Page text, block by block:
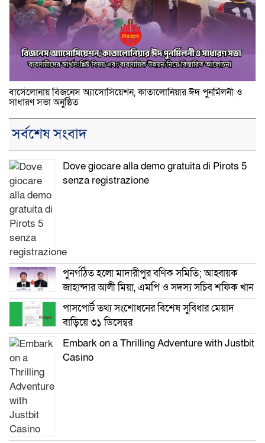
বার্সেলোনায় বিজনেস অ্যাসোসিয়েশন, কাতালোনিয়ার ঈদ পুনর্মিলনী ও
সাধারণ সভা অনুষ্ঠিত
সর্বশেষ সংবাদ
Dove giocare alla demo gratuita di Pirots 5
senza registrazione
পুনর্গঠিত হলো মাদারীপুর বণিক সমিতি; আহ্বায়ক
জাহান্দার আলী মিয়া, এমপি ও সদস্য সচিব শফিক খান
পাসপোর্ট তথ্য সংশোধনের বিশেষ সুবিধার মেয়াদ
বাড়িয়ে ৩১ ডিসেম্বর
Embark on a Thrilling Adventure with Justbit
Casino